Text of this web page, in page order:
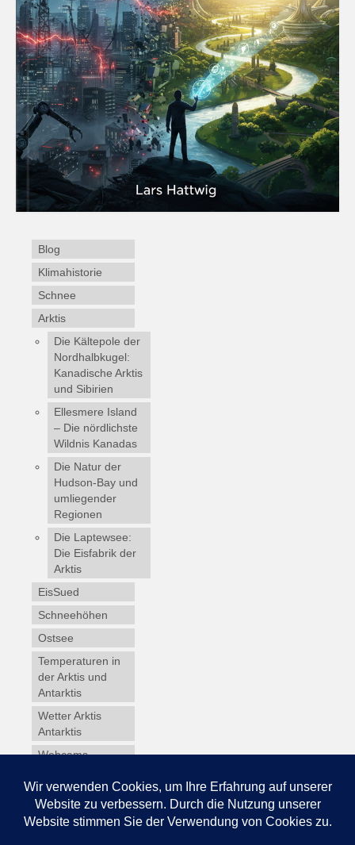
Blog
Klimahistorie
Schnee
Arktis
Die Kältepole der
Nordhalbkugel:
Kanadische Arktis
und Sibirien
Ellesmere Island
– Die nördlichste
Wildnis Kanadas
Die Natur der
Hudson-Bay und
umliegender
Regionen
Die Laptewsee:
Die Eisfabrik der
Arktis
EisSued
Schneehöhen
Ostsee
Temperaturen in
der Arktis und
Antarktis
Wetter Arktis
Antarktis
Webcams
Winterdienst
Glossar